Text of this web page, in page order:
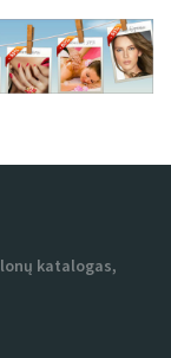
katalogas,